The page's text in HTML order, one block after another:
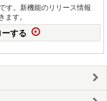
す。新機能のリリース情報
す。
する